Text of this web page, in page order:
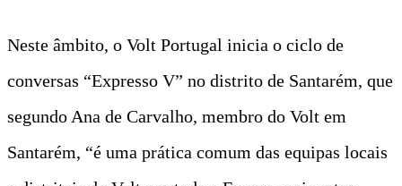
Neste âmbito, o Volt Portugal inicia o ciclo de
conversas “Expresso V” no distrito de Santarém, que
segundo Ana de Carvalho, membro do Volt em
Santarém, “é uma prática comum das equipas locais